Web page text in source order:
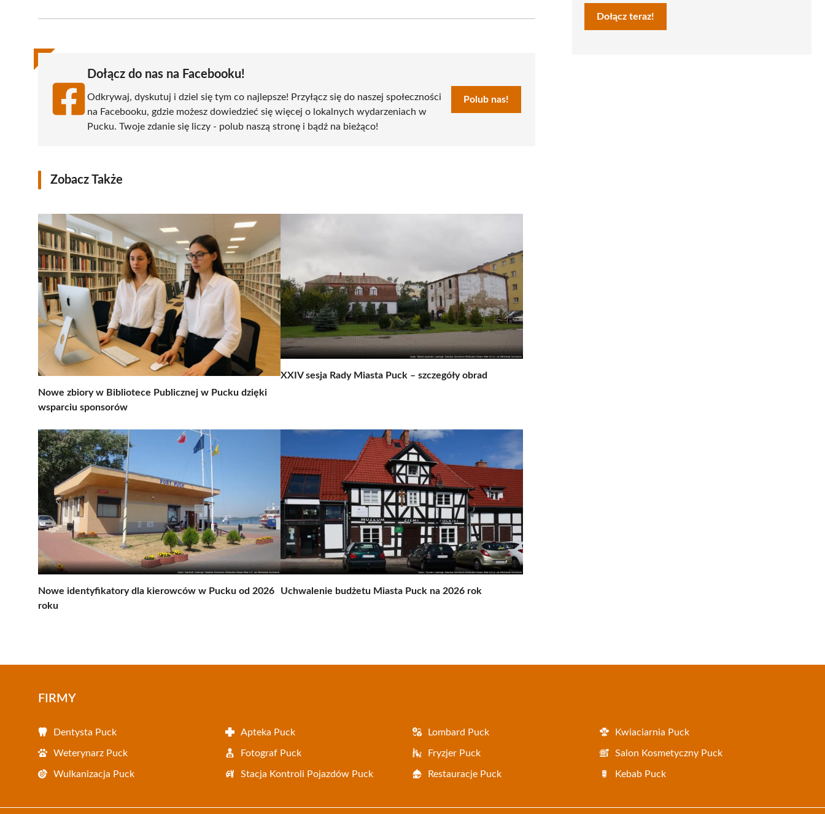
(Twitter)
Dołącz do nas na Facebooku!
Odkrywaj, dyskutuj i dziel się tym co najlepsze! Przyłącz się do naszej społeczności
na Facebooku, gdzie możesz dowiedzieć się więcej o lokalnych wydarzeniach w
Pucku. Twoje zdanie się liczy - polub naszą stronę i bądź na bieżąco!
Polub nas!
Zobacz Także
Nowe zbiory w Bibliotece Publicznej w Pucku dzięki
wsparciu sponsorów
XXIV sesja Rady Miasta Puck – szczegóły obrad
Nowe identyfikatory dla kierowców w Pucku od 2026
roku
Uchwalenie budżetu Miasta Puck na 2026 rok
Dołącz teraz!
FIRMY
Dentysta Puck Apteka Puck Lombard Puck Kwiaciarnia Puck
Weterynarz Puck Fotograf Puck Fryzjer Puck Salon Kosmetyczny Puck
Wulkanizacja Puck Stacja Kontroli Pojazdów Puck Restauracje Puck Kebab Puck